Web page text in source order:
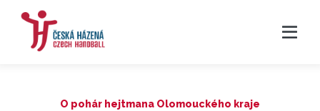
O pohár hejtmana Olomouckého kraje